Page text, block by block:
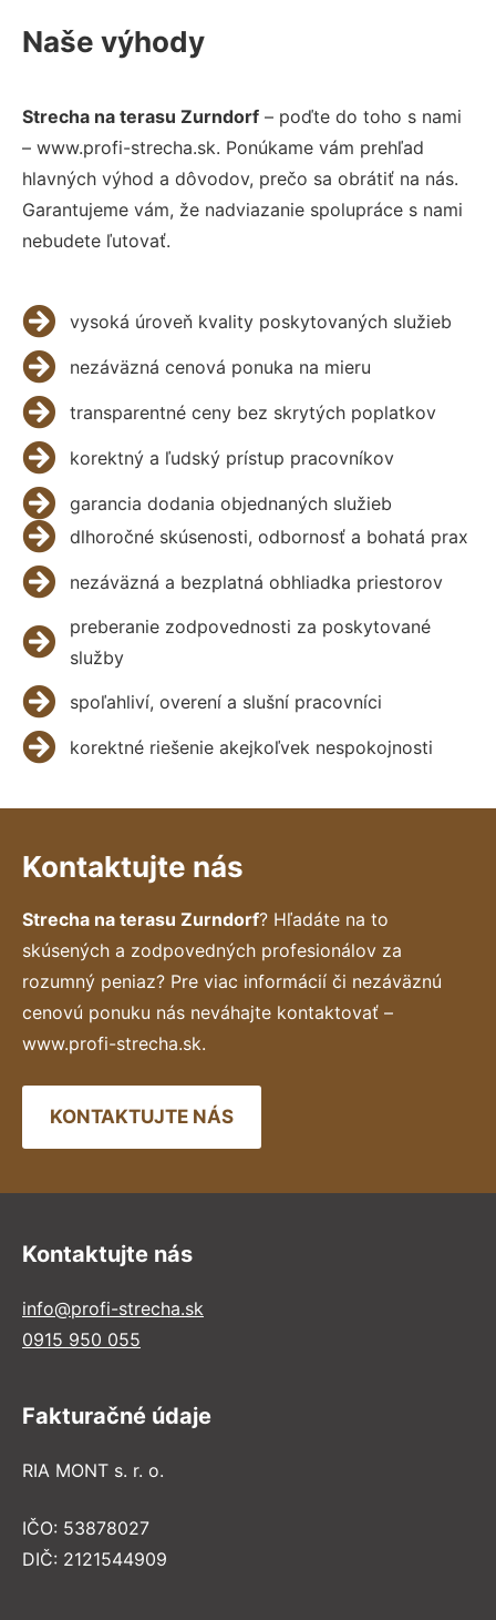
Naše výhody
Strecha na terasu Zurndorf – poďte do toho s nami
– www.profi-strecha.sk. Ponúkame vám prehľad
hlavných výhod a dôvodov, prečo sa obrátiť na nás.
Garantujeme vám, že nadviazanie spolupráce s nami
nebudete ľutovať.
vysoká úroveň kvality poskytovaných služieb
nezáväzná cenová ponuka na mieru
transparentné ceny bez skrytých poplatkov
korektný a ľudský prístup pracovníkov
garancia dodania objednaných služieb
dlhoročné skúsenosti, odbornosť a bohatá prax
nezáväzná a bezplatná obhliadka priestorov
preberanie zodpovednosti za poskytované
služby
spoľahliví, overení a slušní pracovníci
korektné riešenie akejkoľvek nespokojnosti
Kontaktujte nás
Strecha na terasu Zurndorf? Hľadáte na to
skúsených a zodpovedných profesionálov za
rozumný peniaz? Pre viac informácií či nezáväznú
cenovú ponuku nás neváhajte kontaktovať –
www.profi-strecha.sk.
KONTAKTUJTE NÁS
Kontaktujte nás
info@profi-strecha.sk
0915 950 055
Fakturačné údaje
RIA MONT s. r. o.
IČO: 53878027
DIČ: 2121544909